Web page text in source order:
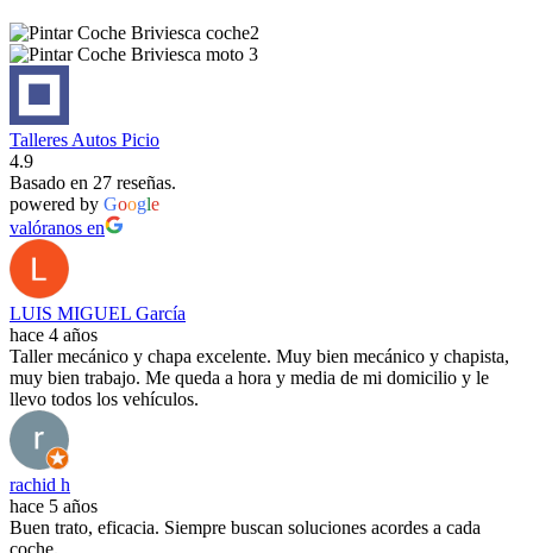
Talleres Autos Picio
4.9
Basado en 27 reseñas.
powered by Google
valóranos en
LUIS MIGUEL García
hace 4 años
Taller mecánico y chapa excelente. Muy bien mecánico y chapista,
muy bien trabajo. Me queda a hora y media de mi domicilio y le
llevo todos los vehículos.
rachid h
hace 5 años
Buen trato, eficacia. Siempre buscan soluciones acordes a cada
coche.